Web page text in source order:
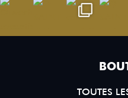
TOUTES